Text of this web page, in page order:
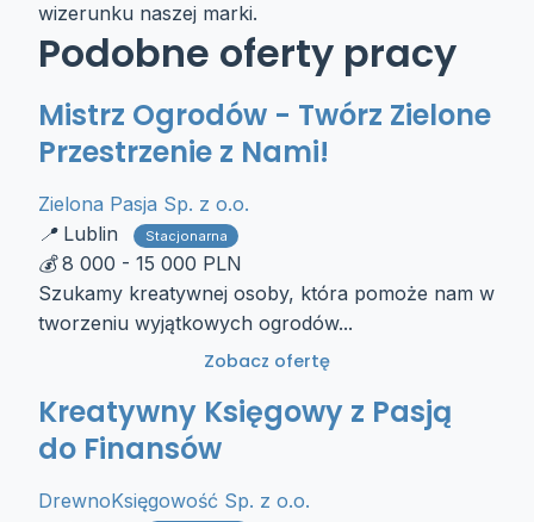
wizerunku naszej marki.
Podobne oferty pracy
Mistrz Ogrodów - Twórz Zielone
Przestrzenie z Nami!
Zielona Pasja Sp. z o.o.
Lublin
Stacjonarna
8 000 - 15 000 PLN
Szukamy kreatywnej osoby, która pomoże nam w
tworzeniu wyjątkowych ogrodów...
Zobacz ofertę
Kreatywny Księgowy z Pasją
do Finansów
DrewnoKsięgowość Sp. z o.o.